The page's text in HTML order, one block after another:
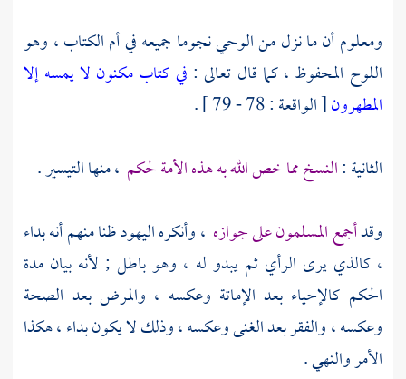
ومعلوم أن ما نزل من الوحي نجوما جميعه في أم الكتاب ، وهو
اللوح المحفوظ ، كما قال تعالى : في كتاب مكنون لا يمسه إلا
المطهرون[ الواقعة : 78 - 79 ] .
الثانية :النسخ مما خص الله به هذه الأمة لحكم ، منها التيسير .
وقدأجمع المسلمون على جوازه ، وأنكره اليهود ظنا منهم أنه بداء
، كالذي يرى الرأي ثم يبدو له ، وهو باطل ; لأنه بيان مدة
الحكم كالإحياء بعد الإماتة وعكسه ، والمرض بعد الصحة
وعكسه ، والفقر بعد الغنى وعكسه ، وذلك لا يكون بداء ، هكذا
الأمر والنهي .